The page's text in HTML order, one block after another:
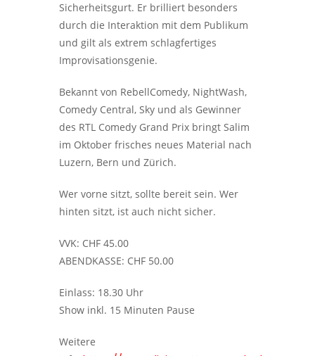
Sicherheitsgurt. Er brilliert besonders
durch die Interaktion mit dem Publikum
und gilt als extrem schlagfertiges
Improvisationsgenie.
Bekannt von RebellComedy, NightWash,
Comedy Central, Sky und als Gewinner
des RTL Comedy Grand Prix bringt Salim
im Oktober frisches neues Material nach
Luzern, Bern und Zürich.
Wer vorne sitzt, sollte bereit sein. Wer
hinten sitzt, ist auch nicht sicher.
VVK: CHF 45.00
ABENDKASSE: CHF 50.00
Einlass: 18.30 Uhr
Show inkl. 15 Minuten Pause
Weitere